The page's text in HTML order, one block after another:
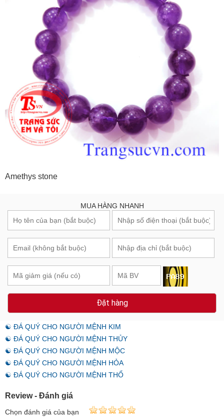
Amethys stone
MUA HÀNG NHANH
Đặt hàng
☯ ĐÁ QUÝ CHO NGƯỜI MỆNH KIM
☯ ĐÁ QUÝ CHO NGƯỜI MỆNH THỦY
☯ ĐÁ QUÝ CHO NGƯỜI MỆNH MỘC
☯ ĐÁ QUÝ CHO NGƯỜI MỆNH HỎA
☯ ĐÁ QUÝ CHO NGƯỜI MỆNH THỔ
Review - Đánh giá
Chọn đánh giá của bạn